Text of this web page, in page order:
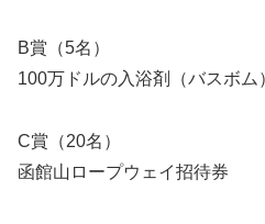
B賞（5名）
100万ドルの入浴剤（バスボム
C賞（20名）
函館山ロープウェイ招待券